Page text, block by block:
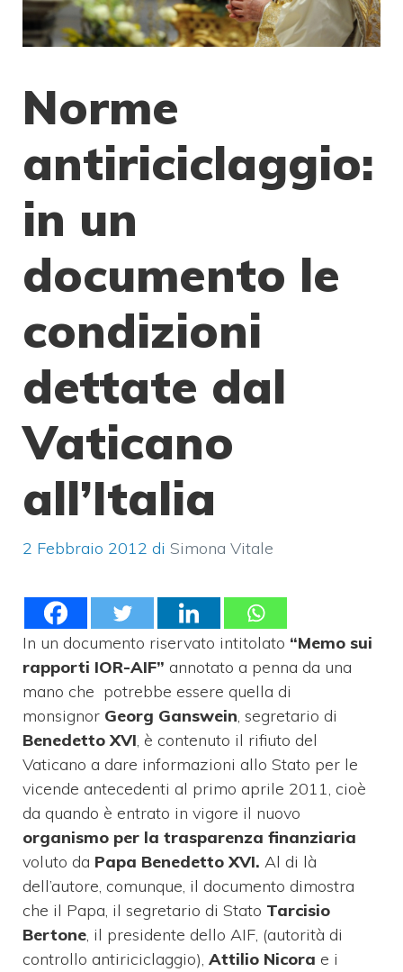
Norme
antiriciclaggio:
in un
documento le
condizioni
dettate dal
Vaticano
all’Italia
2 Febbraio 2012 di Simona Vitale
In un documento riservato intitolato “Memo sui
rapporti IOR-AIF” annotato a penna da una
mano che potrebbe essere quella di
monsignor Georg Ganswein, segretario di
Benedetto XVI, è contenuto il rifiuto del
Vaticano a dare informazioni allo Stato per le
vicende antecedenti al primo aprile 2011, cioè
da quando è entrato in vigore il nuovo
organismo per la trasparenza finanziaria
voluto da Papa Benedetto XVI. Al di là
dell’autore, comunque, il documento dimostra
che il Papa, il segretario di Stato Tarcisio
Bertone, il presidente dello AIF, (autorità di
controllo antiriciclaggio), Attilio Nicora e i